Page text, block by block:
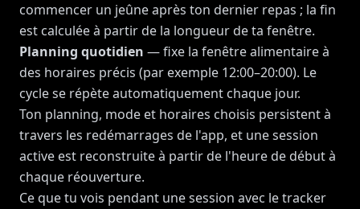
commencer un jeûne après ton dernier repas ; la fin
est calculée à partir de la longueur de ta fenêtre.
Planning quotidien — fixe la fenêtre alimentaire à
des horaires précis (par exemple 12:00–20:00). Le
cycle se répète automatiquement chaque jour.
Ton planning, mode et horaires choisis persistent à
travers les redémarrages de l'app, et une session
active est reconstruite à partir de l'heure de début à
chaque réouverture.
Ce que tu vois pendant une session avec le tracker